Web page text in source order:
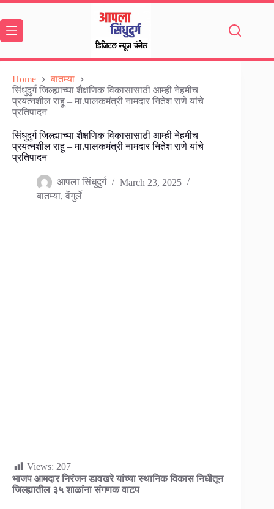
Skip
content
Home
बातम्या
सिंधुदुर्ग जिल्ह्याच्या शैक्षणिक विकासासाठी आम्ही नेहमीच
प्रयत्नशील राहू – मा.पालकमंत्री नामदार नितेश राणे यांचे
प्रतिपादन
सिंधुदुर्ग जिल्ह्याच्या शैक्षणिक विकासासाठी आम्ही नेहमीच
प्रयत्नशील राहू – मा.पालकमंत्री नामदार नितेश राणे यांचे
प्रतिपादन
आपला सिंधुदुर्ग
March 23, 2025
बातम्या, वेंगुर्ले
Views: 207
भाजप आमदार निरंजन डावखरे यांच्या स्थानिक विकास निधीतून
जिल्ह्यातील ३५ शाळांना संगणक वाटप